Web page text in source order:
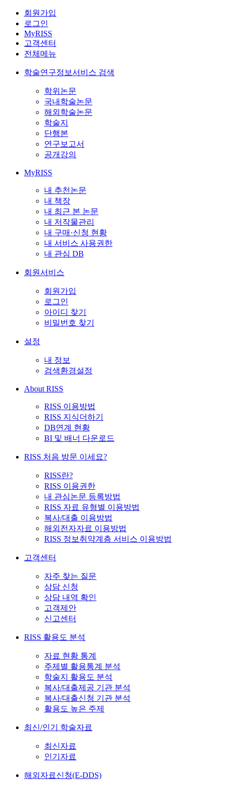
회원가입
로그인
MyRISS
고객센터
전체메뉴
학술연구정보서비스 검색
학위논문
국내학술논문
해외학술논문
학술지
단행본
연구보고서
공개강의
MyRISS
내 추천논문
내 책장
내 최근 본 논문
내 저작물관리
내 구매·신청 현황
내 서비스 사용권한
내 관심 DB
회원서비스
회원가입
로그인
아이디 찾기
비밀번호 찾기
설정
내 정보
검색환경설정
About RISS
RISS 이용방법
RISS 지식더하기
DB연계 현황
BI 및 배너 다운로드
RISS 처음 방문 이세요?
RISS란?
RISS 이용권한
내 관심논문 등록방법
RISS 자료 유형별 이용방법
복사/대출 이용방법
해외전자자료 이용방법
RISS 정보취약계층 서비스 이용방법
고객센터
자주 찾는 질문
상담 신청
상담 내역 확인
고객제안
신고센터
RISS 활용도 분석
자료 현황 통계
주제별 활용통계 분석
학술지 활용도 분석
복사/대출제공 기관 분석
복사/대출신청 기관 분석
활용도 높은 주제
최신/인기 학술자료
최신자료
인기자료
해외자료신청(E-DDS)